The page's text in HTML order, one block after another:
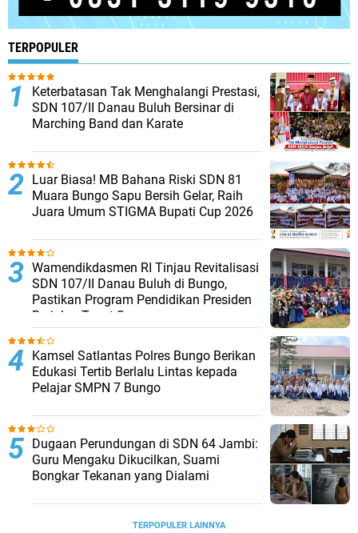
TERPOPULER
Keterbatasan Tak Menghalangi Prestasi,
SDN 107/II Danau Buluh Bersinar di
Marching Band dan Karate
Luar Biasa! MB Bahana Riski SDN 81
Muara Bungo Sapu Bersih Gelar, Raih
Juara Umum STIGMA Bupati Cup 2026
Wamendikdasmen RI Tinjau Revitalisasi
SDN 107/II Danau Buluh di Bungo,
Pastikan Program Pendidikan Presiden
Berjalan Tepat Sasaran
Kamsel Satlantas Polres Bungo Berikan
Edukasi Tertib Berlalu Lintas kepada
Pelajar SMPN 7 Bungo
Dugaan Perundungan di SDN 64 Jambi:
Guru Mengaku Dikucilkan, Suami
Bongkar Tekanan yang Dialami
TERPOPULER LAINNYA